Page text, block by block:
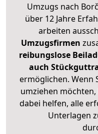
Umzugs nach
über 12 Jahre
arbeiten
Umzugsfirmen
reibungslose
auch
ermöglichen. Wenn
umziehen
dabei helfen, alle
Unterlagen